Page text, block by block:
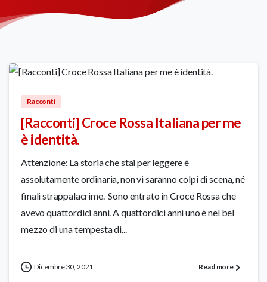
Racconti
[Racconti] Croce Rossa Italiana per me
è identità.
Attenzione: La storia che stai per leggere è
assolutamente ordinaria, non vi saranno colpi di scena, né
finali strappalacrime. Sono entrato in Croce Rossa che
avevo quattordici anni. A quattordici anni uno è nel bel
mezzo di una tempesta di...
Dicembre 30, 2021 Read more